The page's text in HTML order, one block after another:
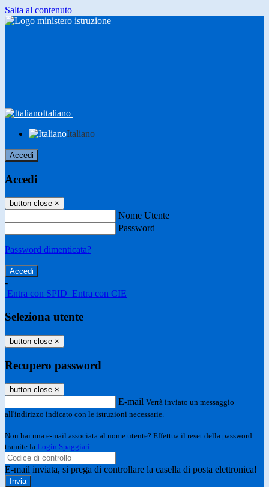
Salta al contenuto
Italiano
Italiano
Accedi
Accedi
button close ×
Nome Utente
Password
Password dimenticata?
-
Entra con SPID Entra con CIE
Seleziona utente
button close ×
Recupero password
button close ×
E-mail Verrà inviato un messaggio
all'indirizzo indicato con le istruzioni necessarie.
Non hai una e-mail associata al nome utente? Effettua il reset della password
tramite la Login Spaggiari
E-mail inviata, si prega di controllare la casella di posta elettronica!